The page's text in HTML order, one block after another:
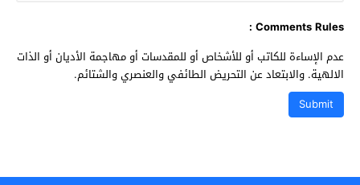
Comments Rules :
عدم الإساءة للكاتب أو للأشخاص أو للمقدسات أو مهاجمة الأديان أو الذات
الالهية. والابتعاد عن التحريض الطائفي والعنصري والشتائم.